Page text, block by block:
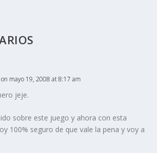
on mayo 19, 2008 at 8:17 am
jeje.
sobre este juego y ahora con esta
100% seguro de que vale la pena y voy a